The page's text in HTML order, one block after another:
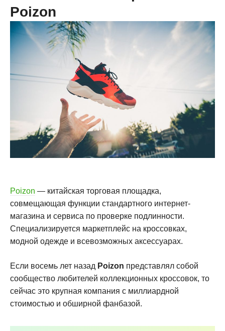
Poizon
Poizon — китайская торговая площадка,
совмещающая функции стандартного интернет-
магазина и сервиса по проверке подлинности.
Специализируется маркетплейс на кроссовках,
модной одежде и всевозможных аксессуарах.
Если восемь лет назад Poizon представлял собой
сообщество любителей коллекционных кроссовок, то
сейчас это крупная компания с миллиардной
стоимостью и обширной фанбазой.